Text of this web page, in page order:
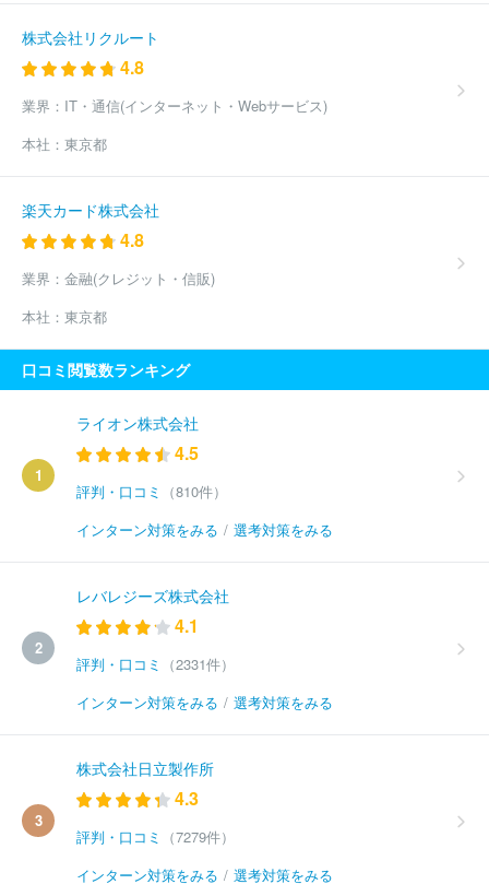
株式会社リクルート
4.8
業界： IT・通信(インターネット・Webサービス)
本社： 東京都
楽天カード株式会社
4.8
業界： 金融(クレジット・信販)
本社： 東京都
口コミ閲覧数ランキング
1
ライオン株式会社
4.5
評判・口コミ
（810件）
インターン対策をみる / 選考対策をみる
2
レバレジーズ株式会社
4.1
評判・口コミ
（2331件）
インターン対策をみる / 選考対策をみる
3
株式会社日立製作所
4.3
評判・口コミ
（7279件）
インターン対策をみる / 選考対策をみる